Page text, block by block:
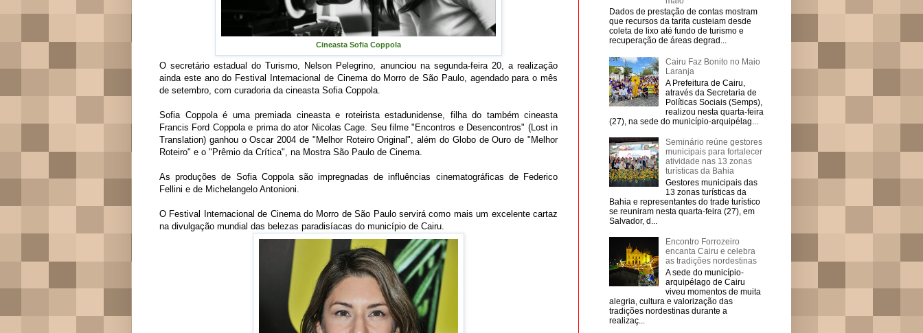
Cineasta Sofia Coppola
O secretário estadual do Turismo, Nelson Pelegrino, anunciou na segunda-feira 20, a realização
ainda este ano do Festival Internacional de Cinema do Morro de São Paulo, agendado para o mês
de setembro, com curadoria da cineasta Sofia Coppola.
Sofia Coppola é uma premiada cineasta e roteirista estadunidense, filha do também cineasta
Francis Ford Coppola e prima do ator Nicolas Cage. Seu filme "Encontros e Desencontros" (Lost in
Translation) ganhou o Oscar 2004 de "Melhor Roteiro Original", além do Globo de Ouro de "Melhor
Roteiro" e o "Prêmio da Crítica", na Mostra São Paulo de Cinema.
As produções de Sofia Coppola são impregnadas de influências cinematográficas de Federico
Fellini e de Michelangelo Antonioni.
O Festival Internacional de Cinema do Morro de São Paulo servirá como mais um excelente cartaz
na divulgação mundial das belezas paradisíacas do município de Cairu.
Dados de prestação de contas mostram
que recursos da tarifa custeiam desde
coleta de lixo até fundo de turismo e
recuperação de áreas degrad...
Cairu Faz Bonito no Maio
Laranja
A Prefeitura de Cairu,
através da Secretaria de
Políticas Sociais (Semps),
realizou nesta quarta-feira
(27), na sede do município-arquipélag...
Seminário reúne gestores
municipais para fortalecer
atividade nas 13 zonas
turísticas da Bahia
Gestores municipais das
13 zonas turísticas da
Bahia e representantes do trade turístico
se reuniram nesta quarta-feira (27), em
Salvador, d...
Encontro Forrozeiro
encanta Cairu e celebra
as tradições nordestinas
A sede do município-
arquipélago de Cairu
viveu momentos de muita
alegria, cultura e valorização das
tradições nordestinas durante a
realizaç...